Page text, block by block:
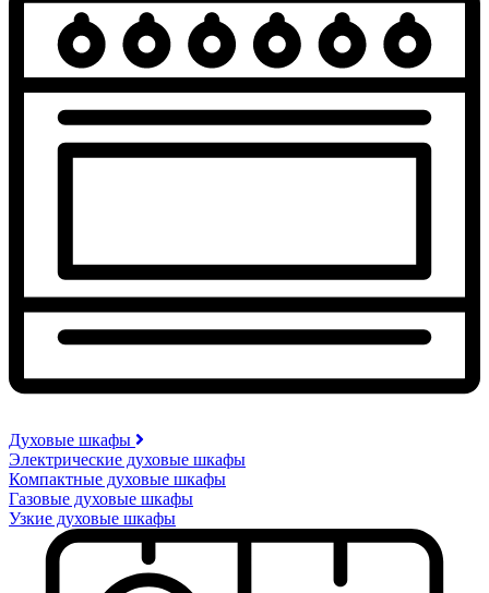
Духовые шкафы
Электрические духовые шкафы
Компактные духовые шкафы
Газовые духовые шкафы
Узкие духовые шкафы